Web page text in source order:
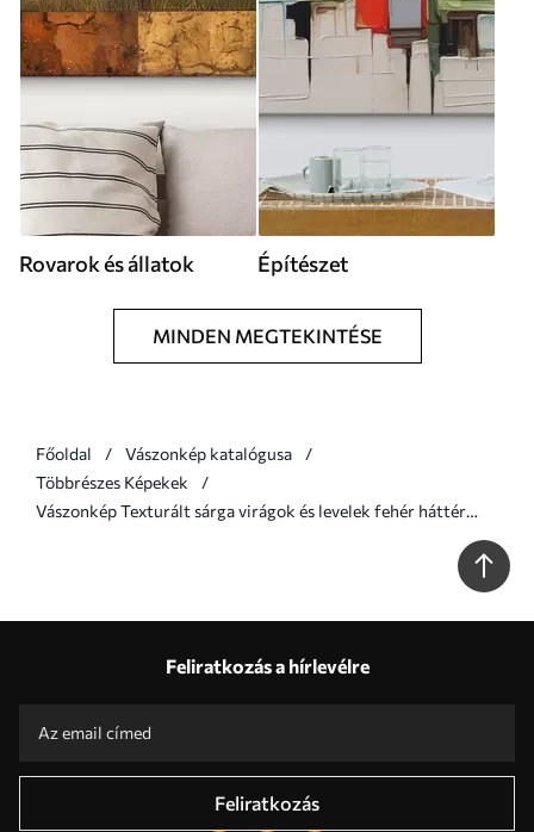
Rovarok és állatok Építészet
MINDEN MEGTEKINTÉSE
Főoldal
Vászonkép katalógusa
Többrészes Képekek
Vászonkép Texturált sárga virágok és levelek fehér háttér
Feliratkozás a hírlevélre
Feliratkozás